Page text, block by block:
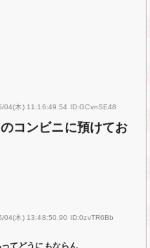
04(木) 11:16:49.54 ID:GCvnSE48
コンビニに預けてお
04(木) 13:48:50.90 ID:0zvTR6Bb